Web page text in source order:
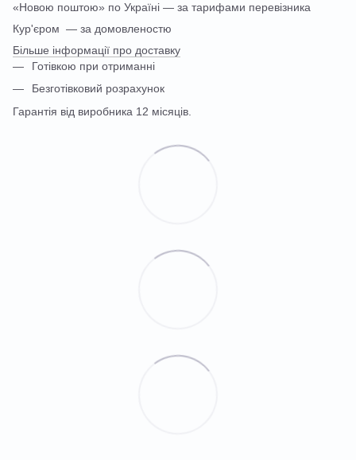
«Новою поштою» по Україні — за тарифами перевізника
Кур'єром — за домовленостю
Більше інформації про доставку
Готівкою при отриманні
Безготівковий розрахунок
Гарантія від виробника 12 місяців.